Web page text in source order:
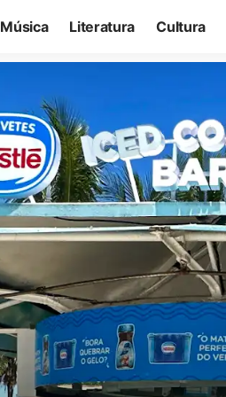
Música Literatura Cultura